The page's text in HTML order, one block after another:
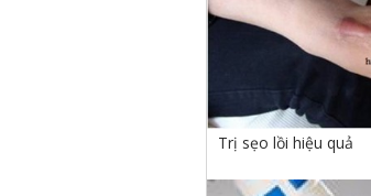
Trị sẹo lồi hiệu quả